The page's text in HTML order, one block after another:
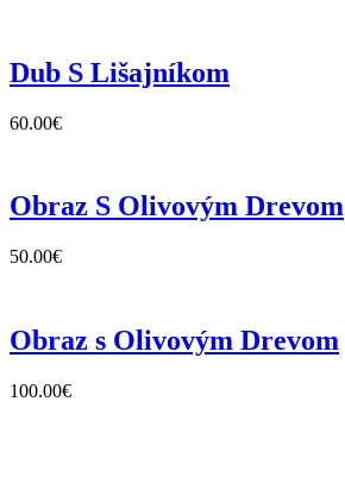
Dub S Lišajníkom
60.00€
Obraz S Olivovým Drevom
50.00€
Obraz s Olivovým Drevom
100.00€